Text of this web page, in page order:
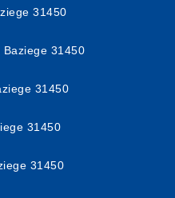
31450
31450
31450
31450
31450